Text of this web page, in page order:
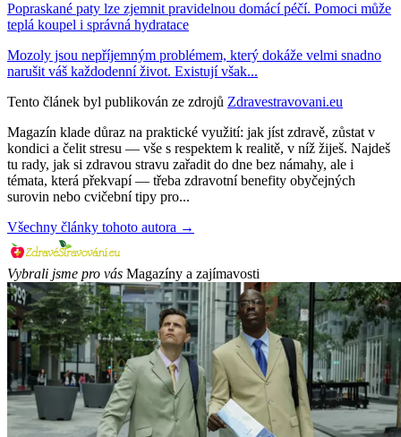
Popraskané paty lze zjemnit pravidelnou domácí péčí. Pomoci může
teplá koupel i správná hydratace
Mozoly jsou nepříjemným problémem, který dokáže velmi snadno
narušit váš každodenní život. Existují však...
Tento článek byl publikován ze zdrojů Zdravestravovani.eu
Magazín klade důraz na praktické využití: jak jíst zdravě, zůstat v
kondici a čelit stresu — vše s respektem k realitě, v níž žiješ. Najdeš
tu rady, jak si zdravou stravu zařadit do dne bez námahy, ale i
témata, která překvapí — třeba zdravotní benefity obyčejných
surovin nebo cvičební tipy pro...
Všechny články tohoto autora →
Vybrali jsme pro vás Magazíny a zajímavosti